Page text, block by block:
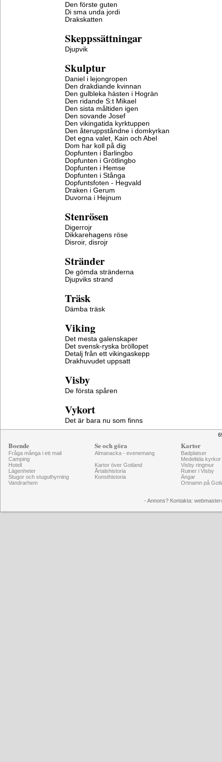
Den förste guten
Di sma unda jordi
Drakskatten
Skeppssättningar
Djupvik
Skulptur
Daniel i lejongropen
Den drakdiande kvinnan
Den gulbleka hästen i Hogrän
Den ridande S:t Mikael
Den sista måltiden igen
Den sovande Josef
Den vikingatida kyrktuppen
Den återuppståndne i domkyrkan
Det egna valet, Kain och Abel
Dom har koll på dig
Dopfunten i Barlingbo
Dopfunten i Grötlingbo
Dopfunten i Hemse
Dopfunten i Stånga
Dopfuntsfoten - Hegvald
Draken i Gerum
Duvorna i Hejnum
Stenrösen
Digerrojr
Dikkarehagens röse
Disroir, disrojr
Stränder
De gömda stränderna
Djupviks strand
Träsk
Dämba träsk
Viking
Det mesta galenskaper
Det svensk-ryska bröllopet
Detalj från ett vikingaskepp
Drakhuvudet uppsatt
Visby
De första spåren
Vykort
Det är bara nu som finns
Boende
Fråga många i ett mail
Camping
Hotell
Lägenheter
Stugor och stuguthyrning
Vandrarhem
Se och göra
Almanacka - evenemang
Kartor över Gotland
Årtalshistoria
Konsthistoria
Kartor
Badplatser
Medeltida kyrkor
Visby ringmur
Ruiner i Visby
Ängar
Ortnamn på
- Annons? Kontakta: